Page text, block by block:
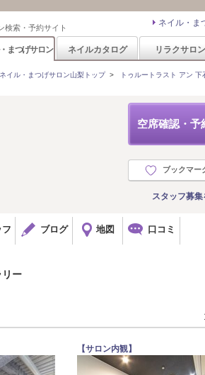
検索・予約サイト ネイル・ま
まつげサロン ネイルカタログ リラクサロン
ネイル・まつげサロン山梨トップ> トゥルートラスト アン
空席確認・予
ブックマー
スタッフ募
フ ブログ 地図 口コミ
ー
【サロン内観】